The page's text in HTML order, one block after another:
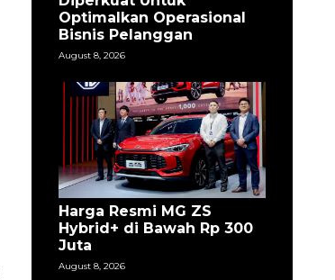
Optimalkan Operasional
Bisnis Pelanggan
August 8, 2026
Harga Resmi MG ZS
Hybrid+ di Bawah Rp 300
Juta
August 8, 2026